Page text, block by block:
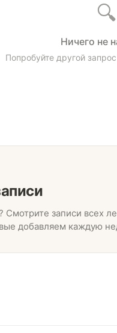
🔍
Ничего не
Попробуйте другой
записи всех
добавляем каждую